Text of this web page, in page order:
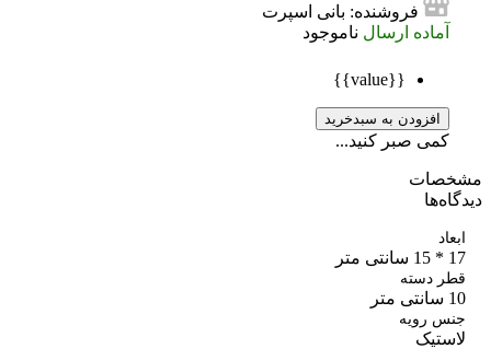
فروشنده: بانی اسپرت
آماده ارسال ناموجود
افزودن به سبدخرید
کمی صبر کنید...
دسته
رویه